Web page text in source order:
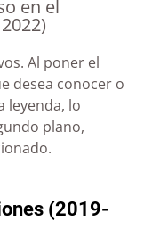
en el
Al poner el
desea conocer o
leyenda, lo
plano,